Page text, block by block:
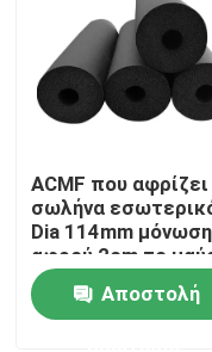
Πίνακας από
Πάνελ σάντουιτς
Πάνελ σάντουιτς
ACMF που αφρίζει
σωλήνα
Dia 114mm
αφρού 2cm το
λαστιχένιο
Αποστολή